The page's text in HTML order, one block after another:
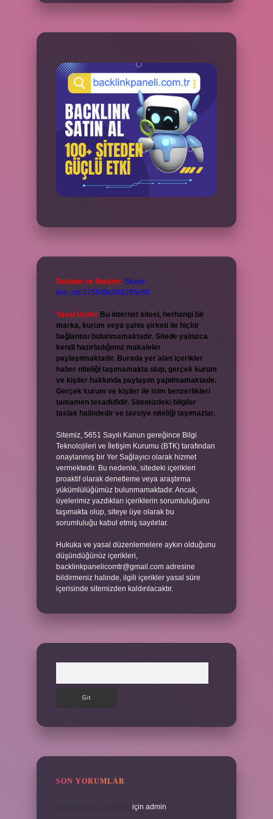
Reklam ve İletişim: Skype:
live:.cid.575569c608265c69
Yasal Uyarı: Bu internet sitesi, herhangi bir
marka, kurum veya şahıs şirketi ile hiçbir
bağlantısı bulunmamaktadır. Sitede yalnızca
kendi hazırladığımız makaleler
paylaşılmaktadır. Burada yer alan içerikler
haber niteliği taşımamakta olup, gerçek kurum
ve kişiler hakkında paylaşım yapılmamaktadır.
Gerçek kurum ve kişiler ile isim benzerlikleri
tamamen tesadüfidir. Sitemizdeki bilgiler
taslak halindedir ve tavsiye niteliği taşımazlar.
Sitemiz, 5651 Sayılı Kanun gereğince Bilgi
Teknolojileri ve İletişim Kurumu (BTK) tarafından
onaylanmış bir Yer Sağlayıcı olarak hizmet
vermektedir. Bu nedenle, sitedeki içerikleri
proaktif olarak denetleme veya araştırma
yükümlülüğümüz bulunmamaktadır. Ancak,
üyelerimiz yazdıkları içeriklerin sorumluluğunu
taşımakta olup, siteye üye olarak bu
sorumluluğu kabul etmiş sayılırlar.
Hukuka ve yasal düzenlemelere aykırı olduğunu
düşündüğünüz içerikleri,
backlinkpanelicomtr@gmail.com adresine
bildirmeniz halinde, ilgili içerikler yasal süre
içerisinde sitemizden kaldırılacaktır.
SON YORUMLAR
için admin